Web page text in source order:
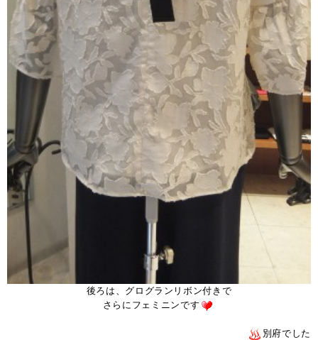
後ろは、グログランリボン付きで
さらにフェミニンです
別府でした